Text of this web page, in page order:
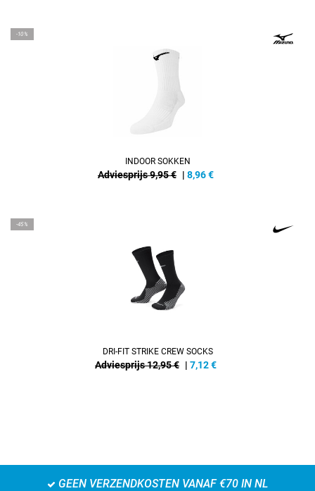
-10%
INDOOR SOKKEN
Adviesprijs 9,95 € | 8,96€
-45%
DRI-FIT STRIKE CREW SOCKS
Adviesprijs 12,95 € | 7,12€
GEEN VERZENDKOSTEN VANAF €70 IN NL